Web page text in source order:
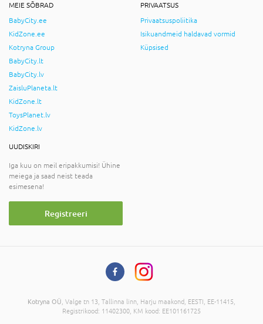
MEIE SÕBRAD
BabyCity.ee
KidZone.ee
Kotryna Group
BabyCity.lt
BabyCity.lv
ZaisluPlaneta.lt
KidZone.lt
ToysPlanet.lv
KidZone.lv
PRIVAATSUS
Privaatsuspoliitika
Isikuandmeid haldavad vormid
Küpsised
UUDISKIRI
Iga kuu on meil eripakkumisi! Ühine
meiega ja saad neist teada
esimesena!
Registreeri
Kotryna OÜ , Valge tn 13, Tallinna linn, Harju maakond, EESTI, EE-11415,
Registrikood: 11402300, KM kood: EE101161725